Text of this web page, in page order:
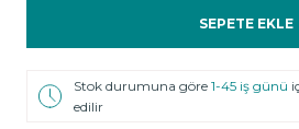
SEPETE EKLE
Stok durumuna göre1-45 iş günü
edilir